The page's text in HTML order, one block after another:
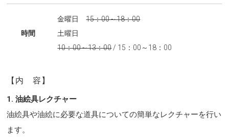
時間
金曜日15：00～18：00
土曜日
10：00～13：00/ 15：00～18：00
【内 容】
1. 油絵具レクチャー
油絵具や油絵に必要な道具についての簡単なレクチャーを行い
ます。